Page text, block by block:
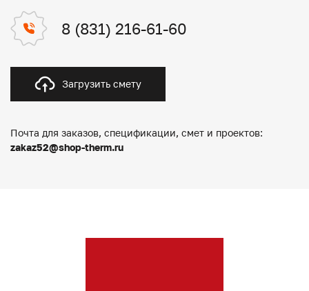
8 (831) 216-61-60
Загрузить смету
Почта для заказов, спецификации, смет и проектов:
zakaz52@shop-therm.ru